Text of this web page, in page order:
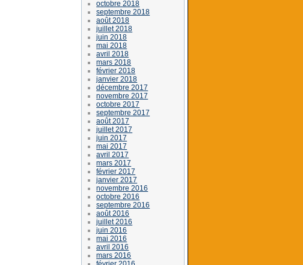
octobre 2018
septembre 2018
août 2018
juillet 2018
juin 2018
mai 2018
avril 2018
mars 2018
février 2018
janvier 2018
décembre 2017
novembre 2017
octobre 2017
septembre 2017
août 2017
juillet 2017
juin 2017
mai 2017
avril 2017
mars 2017
février 2017
janvier 2017
novembre 2016
octobre 2016
septembre 2016
août 2016
juillet 2016
juin 2016
mai 2016
avril 2016
mars 2016